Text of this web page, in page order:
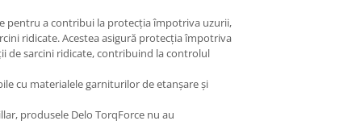
pentru a contribui la protecția împotriva uzurii,
ridicate. Acestea asigură protecția împotriva
de sarcini ridicate, contribuind la controlul
cu materialele garniturilor de etanșare și
produsele Delo TorqForce nu au